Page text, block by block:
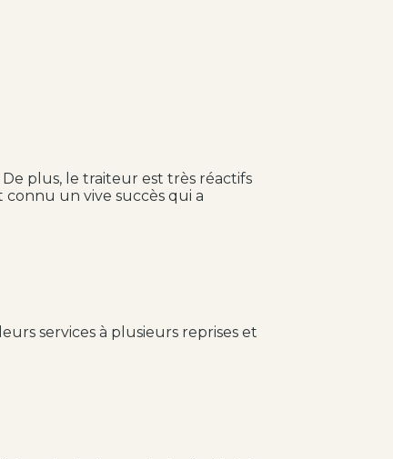
plus, le traiteur est très réactifs
un vive succès qui a
services à plusieurs reprises et